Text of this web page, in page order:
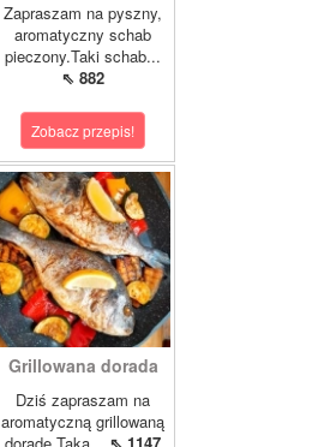
Zapraszam na pyszny,
aromatyczny schab
pieczony.Taki schab...
⇖ 882
Zobacz przepis!
Grillowana dorada
Dziś zapraszam na
aromatyczną grillowaną